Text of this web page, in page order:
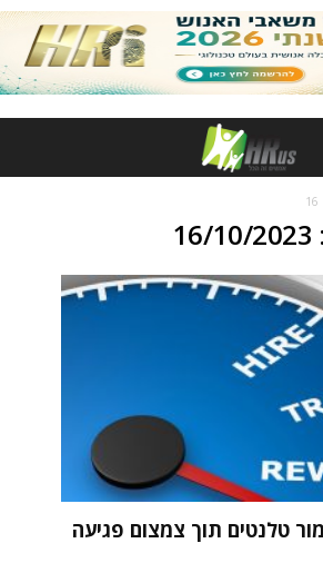
16
טלנטים תוך צמצום פגיעה